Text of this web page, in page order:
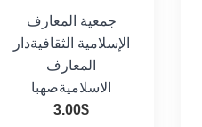
جمعية المعارف
الإسلامية الثقافيةدار
المعارف
الاسلاميةصهبا
3.00$